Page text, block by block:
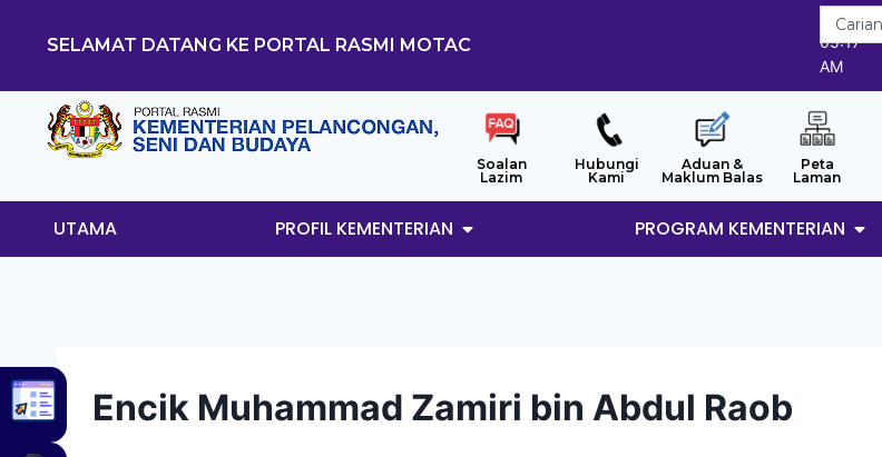
SELAMAT DATANG KE PORTAL RASMI MOTAC
6/8/2026
05:17
AM
Soalan
Lazim
Hubungi
Kami
Aduan &
Maklum Balas
Peta
Laman
UTAMA PROFIL KEMENTERIAN PROGRAM KEMENTERIAN
Encik Muhammad Zamiri bin Abdul Raob